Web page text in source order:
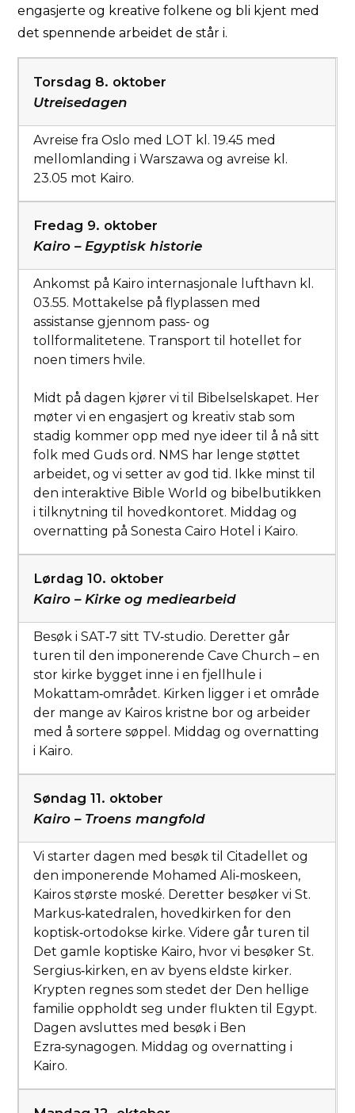
engasjerte og kreative folkene og bli kjent med
det spennende arbeidet de står i.
Torsdag 8. oktober
Utreisedagen
Avreise fra Oslo med LOT kl. 19.45 med
mellomlanding i Warszawa og avreise kl.
23.05 mot Kairo.
Fredag 9. oktober
Kairo – Egyptisk historie
Ankomst på Kairo internasjonale lufthavn kl.
03.55. Mottakelse på flyplassen med
assistanse gjennom pass- og
tollformalitetene. Transport til hotellet for
noen timers hvile.
Midt på dagen kjører vi til Bibelselskapet. Her
møter vi en engasjert og kreativ stab som
stadig kommer opp med nye ideer til å nå sitt
folk med Guds ord. NMS har lenge støttet
arbeidet, og vi setter av god tid. Ikke minst til
den interaktive Bible World og bibelbutikken
i tilknytning til hovedkontoret. Middag og
overnatting på Sonesta Cairo Hotel i Kairo.
Lørdag 10. oktober
Kairo – Kirke og mediearbeid
Besøk i SAT‑7 sitt TV‑studio. Deretter går
turen til den imponerende Cave Church – en
stor kirke bygget inne i en fjellhule i
Mokattam‑området. Kirken ligger i et område
der mange av Kairos kristne bor og arbeider
med å sortere søppel. Middag og overnatting
i Kairo.
Søndag 11. oktober
Kairo – Troens mangfold
Vi starter dagen med besøk til Citadellet og
den imponerende Mohamed Ali‑moskeen,
Kairos største moské. Deretter besøker vi St.
Markus‑katedralen, hovedkirken for den
koptisk‑ortodokse kirke. Videre går turen til
Det gamle koptiske Kairo, hvor vi besøker St.
Sergius‑kirken, en av byens eldste kirker.
Krypten regnes som stedet der Den hellige
familie oppholdt seg under flukten til Egypt.
Dagen avsluttes med besøk i Ben
Ezra‑synagogen. Middag og overnatting i
Kairo.